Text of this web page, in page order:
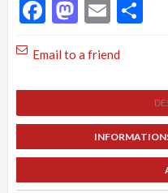
Facebook
Email
Email to a friend